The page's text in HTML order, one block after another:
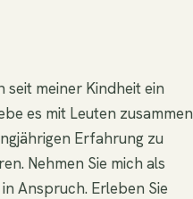
seit meiner Kindheit ein
es mit Leuten zusammen
Erfahrung zu
Nehmen Sie mich als
Anspruch. Erleben Sie